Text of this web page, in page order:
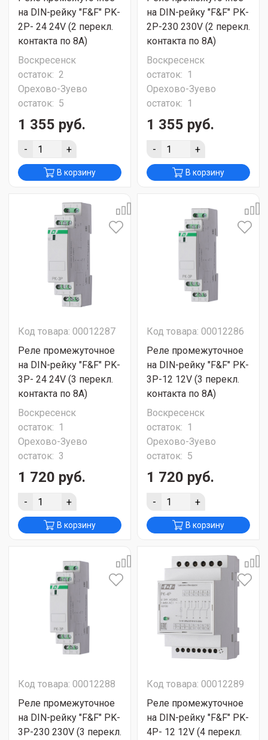
на DIN-рейку "F&F" PK-
2P- 24 24V (2 перекл.
контакта по 8А)
Воскресенск
остаток: 2
Орехово-Зуево
остаток: 5
1 355 руб.
- +
В корзину
на DIN-рейку "F&F" PK-
2P-230 230V (2 перекл.
контакта по 8А)
Воскресенск
остаток: 1
Орехово-Зуево
остаток: 1
1 355 руб.
- +
В корзину
Код товара: 00012287
Реле промежуточное
на DIN-рейку "F&F" PK-
3P- 24 24V (3 перекл.
контакта по 8А)
Воскресенск
остаток: 1
Орехово-Зуево
остаток: 3
1 720 руб.
- +
В корзину
Код товара: 00012286
Реле промежуточное
на DIN-рейку "F&F" PK-
3P-12 12V (3 перекл.
контакта по 8А)
Воскресенск
остаток: 1
Орехово-Зуево
остаток: 5
1 720 руб.
- +
В корзину
Код товара: 00012288
Реле промежуточное
на DIN-рейку "F&F" PK-
3P-230 230V (3 перекл.
Код товара: 00012289
Реле промежуточное
на DIN-рейку "F&F" PK-
4P- 12 12V (4 перекл.